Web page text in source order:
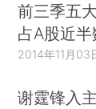
前三季五
占A股近半
2014年11月03
谢霆锋入